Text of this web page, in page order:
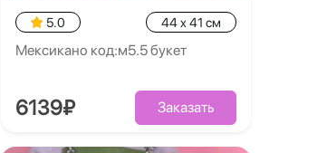
5.0 44 x 41 см
Мексикано код:м5.5 букет
6139₽ Заказать